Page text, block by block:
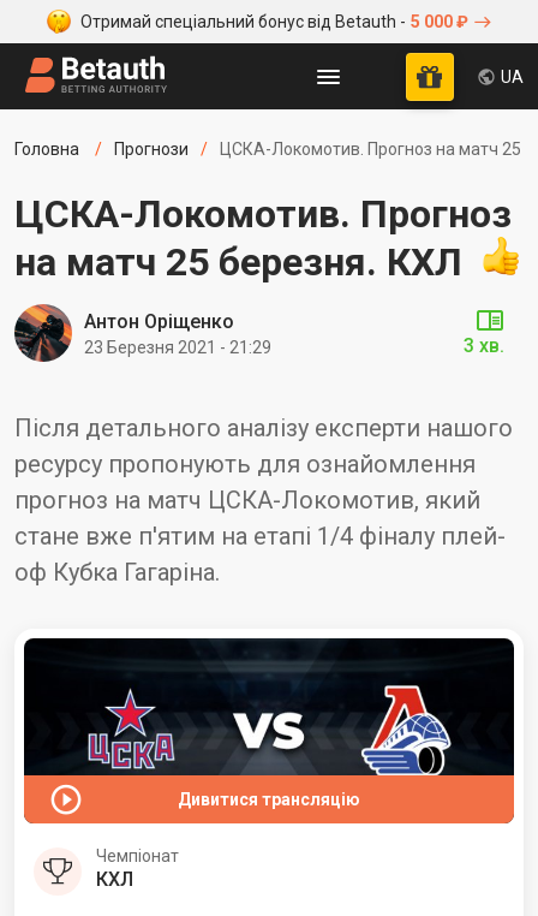
Отримай спеціальний бонус від Betauth - 5 000 ₽
UA
Головна Прогнози ЦСКА-Локомотив. Прогноз на матч 25
ЦСКА-Локомотив. Прогноз
на матч 25 березня. КХЛ
Після детального аналізу експерти нашого
ресурсу пропонують для ознайомлення
прогноз на матч ЦСКА-Локомотив, який
стане вже п'ятим на етапі 1/4 фіналу плей-
оф Кубка Гагаріна.
Антон Оріщенко
23 Березня 2021 - 21:29 3 хв.
Дивитися трансляцію
Чемпіонат
КХЛ